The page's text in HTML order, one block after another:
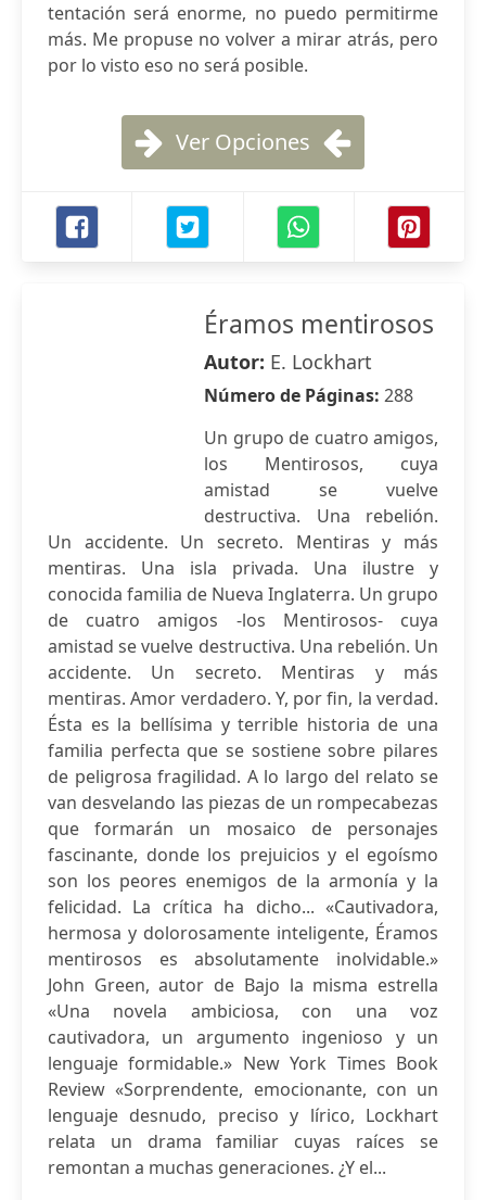
tentación será enorme, no puedo permitirme
más. Me propuse no volver a mirar atrás, pero
por lo visto eso no será posible.
Ver Opciones
Éramos mentirosos
Autor: E. Lockhart
Número de Páginas: 288
Un grupo de cuatro amigos,
los Mentirosos, cuya
amistad se vuelve
destructiva. Una rebelión.
Un accidente. Un secreto. Mentiras y más
mentiras. Una isla privada. Una ilustre y
conocida familia de Nueva Inglaterra. Un grupo
de cuatro amigos -los Mentirosos- cuya
amistad se vuelve destructiva. Una rebelión. Un
accidente. Un secreto. Mentiras y más
mentiras. Amor verdadero. Y, por fin, la verdad.
Ésta es la bellísima y terrible historia de una
familia perfecta que se sostiene sobre pilares
de peligrosa fragilidad. A lo largo del relato se
van desvelando las piezas de un rompecabezas
que formarán un mosaico de personajes
fascinante, donde los prejuicios y el egoísmo
son los peores enemigos de la armonía y la
felicidad. La crítica ha dicho... «Cautivadora,
hermosa y dolorosamente inteligente, Éramos
mentirosos es absolutamente inolvidable.»
John Green, autor de Bajo la misma estrella
«Una novela ambiciosa, con una voz
cautivadora, un argumento ingenioso y un
lenguaje formidable.» New York Times Book
Review «Sorprendente, emocionante, con un
lenguaje desnudo, preciso y lírico, Lockhart
relata un drama familiar cuyas raíces se
remontan a muchas generaciones. ¿Y el...